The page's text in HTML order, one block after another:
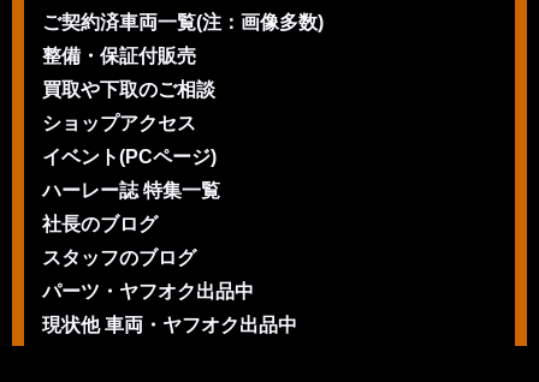
ご契約済車両一覧(注：画像多数)
整備・保証付販売
買取や下取のご相談
ショップアクセス
イベント(PCページ)
ハーレー誌 特集一覧
社長のブログ
スタッフのブログ
パーツ・ヤフオク出品中
現状他 車両・ヤフオク出品中